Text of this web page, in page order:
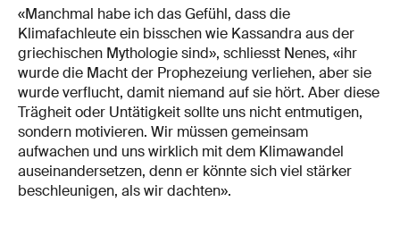
«Manchmal habe ich das Gefühl, dass die
Klimafachleute ein bisschen wie Kassandra aus der
griechischen Mythologie sind», schliesst Nenes, «ihr
wurde die Macht der Prophezeiung verliehen, aber sie
wurde verflucht, damit niemand auf sie hört. Aber diese
Trägheit oder Untätigkeit sollte uns nicht entmutigen,
sondern motivieren. Wir müssen gemeinsam
aufwachen und uns wirklich mit dem Klimawandel
auseinandersetzen, denn er könnte sich viel stärker
beschleunigen, als wir dachten».